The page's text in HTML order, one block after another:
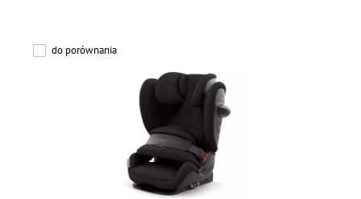
do porównania